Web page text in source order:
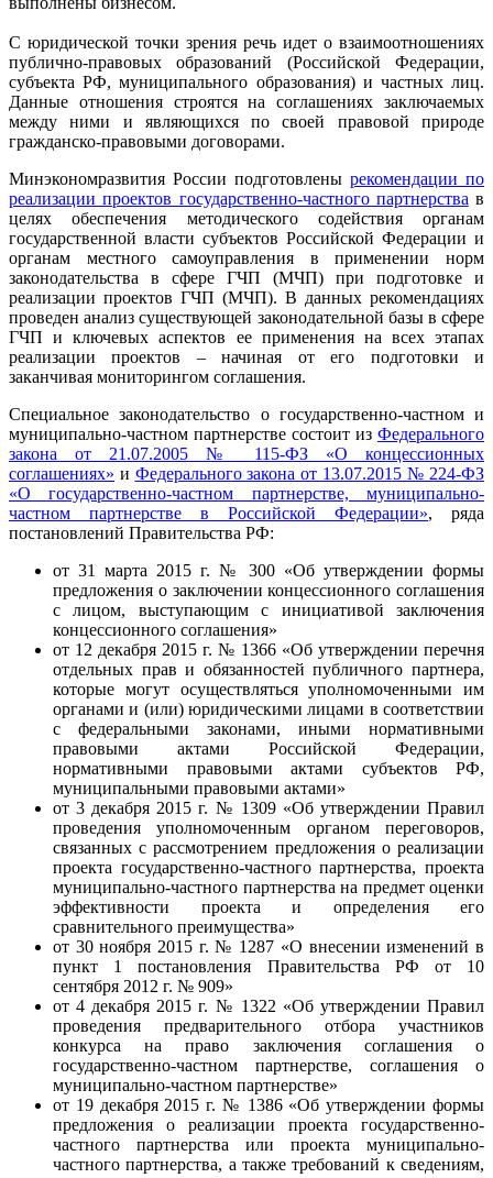
С юридической точки зрения речь идет о взаимоотношениях
публично-правовых образований (Российской Федерации,
субъекта РФ, муниципального образования) и частных лиц.
Данные отношения строятся на соглашениях заключаемых
между ними и являющихся по своей правовой природе
гражданско-правовыми договорами.
Минэкономразвития России подготовлены рекомендации по
реализации проектов государственно-частного партнерства в
целях обеспечения методического содействия органам
государственной власти субъектов Российской Федерации и
органам местного самоуправления в применении норм
законодательства в сфере ГЧП (МЧП) при подготовке и
реализации проектов ГЧП (МЧП). В данных рекомендациях
проведен анализ существующей законодательной базы в сфере
ГЧП и ключевых аспектов ее применения на всех этапах
реализации проектов – начиная от его подготовки и
заканчивая мониторингом соглашения.
Специальное законодательство о государственно-частном и
муниципально-частном партнерстве состоит из Федерального
закона от 21.07.2005 № 115-ФЗ «О концессионных
соглашениях» и Федерального закона от 13.07.2015 № 224-ФЗ
«О государственно-частном партнерстве, муниципально-
частном партнерстве в Российской Федерации», ряда
постановлений Правительства РФ:
от 31 марта 2015 г. № 300 «Об утверждении формы
предложения о заключении концессионного соглашения
с лицом, выступающим с инициативой заключения
концессионного соглашения»
от 12 декабря 2015 г. № 1366 «Об утверждении перечня
отдельных прав и обязанностей публичного партнера,
которые могут осуществляться уполномоченными им
органами и (или) юридическими лицами в соответствии
с федеральными законами, иными нормативными
правовыми актами Российской Федерации,
нормативными правовыми актами субъектов РФ,
муниципальными правовыми актами»
от 3 декабря 2015 г. № 1309 «Об утверждении Правил
проведения уполномоченным органом переговоров,
связанных с рассмотрением предложения о реализации
проекта государственно-частного партнерства, проекта
муниципально-частного партнерства на предмет оценки
эффективности проекта и определения его
сравнительного преимущества»
от 30 ноября 2015 г. № 1287 «О внесении изменений в
пункт 1 постановления Правительства РФ от 10
сентября 2012 г. № 909»
от 4 декабря 2015 г. № 1322 «Об утверждении Правил
проведения предварительного отбора участников
конкурса на право заключения соглашения о
государственно-частном партнерстве, соглашения о
муниципально-частном партнерстве»
от 19 декабря 2015 г. № 1386 «Об утверждении формы
предложения о реализации проекта государственно-
частного партнерства или проекта муниципально-
частного партнерства, а также требований к сведениям,